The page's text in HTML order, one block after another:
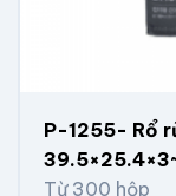
P-1255- Rổ
Từ 300 hộp